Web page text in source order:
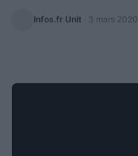
Infos.fr Unit · 3 mars 2020